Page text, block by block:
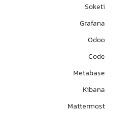
Soketi
Grafana
Odoo
Code
Metabase
Kibana
Mattermost